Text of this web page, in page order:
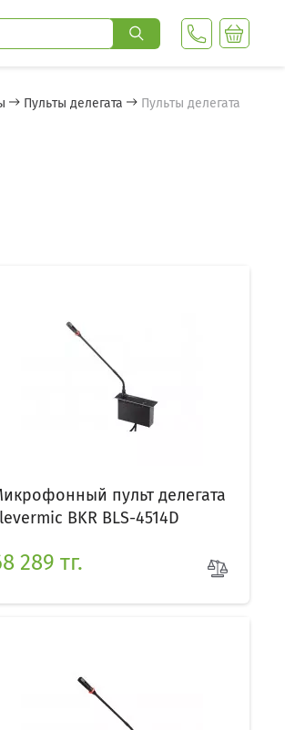
Пульты делегата
Пульты делегата
пульт делегата
BKR BLS-4514D
289 тг.